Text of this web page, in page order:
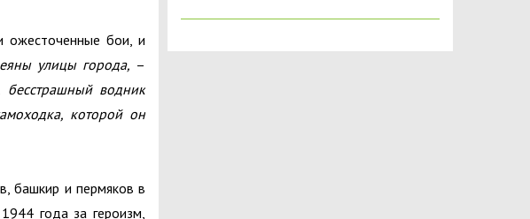
ожесточенные бои, и
улицы города, –
бесстрашный водник
которой он
башкир и пермяков в
года за героизм,